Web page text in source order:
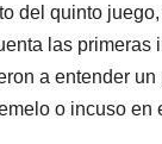
del quinto juego,
las primeras
a entender un
o incuso en